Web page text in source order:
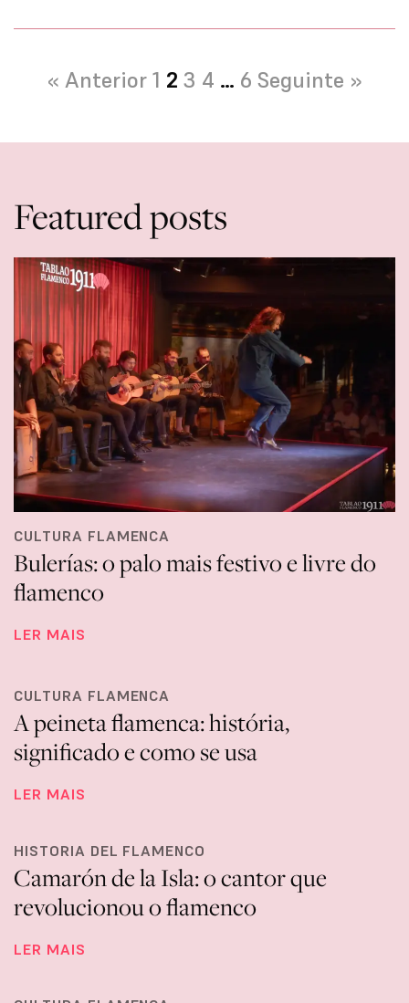
« Anterior1 2 3 4 … 6 Seguinte »
Featured posts
CULTURA FLAMENCA
Bulerías: o palo mais festivo e livre do
flamenco
LER MAIS
CULTURA FLAMENCA
A peineta flamenca: história,
significado e como se usa
LER MAIS
HISTORIA DEL FLAMENCO
Camarón de la Isla: o cantor que
revolucionou o flamenco
LER MAIS